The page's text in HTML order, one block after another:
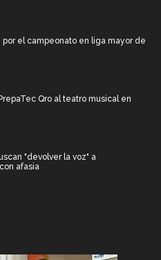
por el campeonato en liga mayor de
Qro al teatro musical en
"devolver la voz" a
afasia